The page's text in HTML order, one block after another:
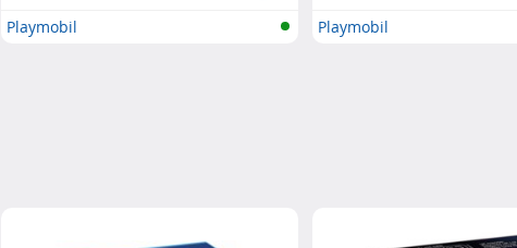
Playmobil Playmobil